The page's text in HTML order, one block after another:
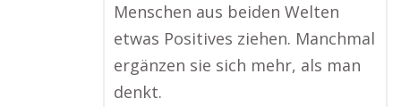
Menschen aus beiden Welten
etwas Positives ziehen. Manchmal
ergänzen sie sich mehr, als man
denkt.